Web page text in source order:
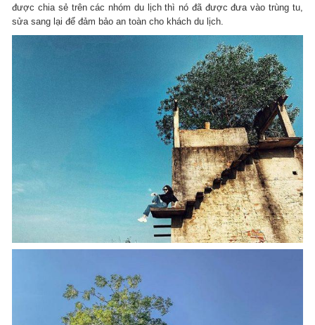
được chia sẻ trên các nhóm du lịch thì nó đã được đưa vào trùng tu,
sửa sang lại để đảm bảo an toàn cho khách du lịch.